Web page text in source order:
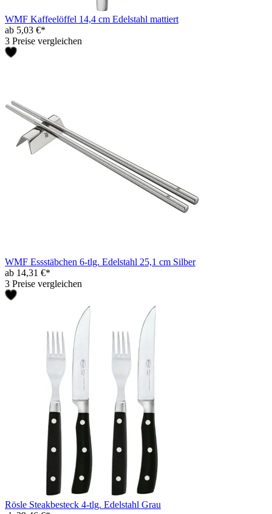
WMF Kaffeelöffel 14,4 cm Edelstahl mattiert
ab 5,03 €*
3 Preise vergleichen
WMF Essstäbchen 6-tlg. Edelstahl 25,1 cm Silber
ab 14,31 €*
3 Preise vergleichen
Rösle Steakbesteck 4-tlg. Edelstahl Grau